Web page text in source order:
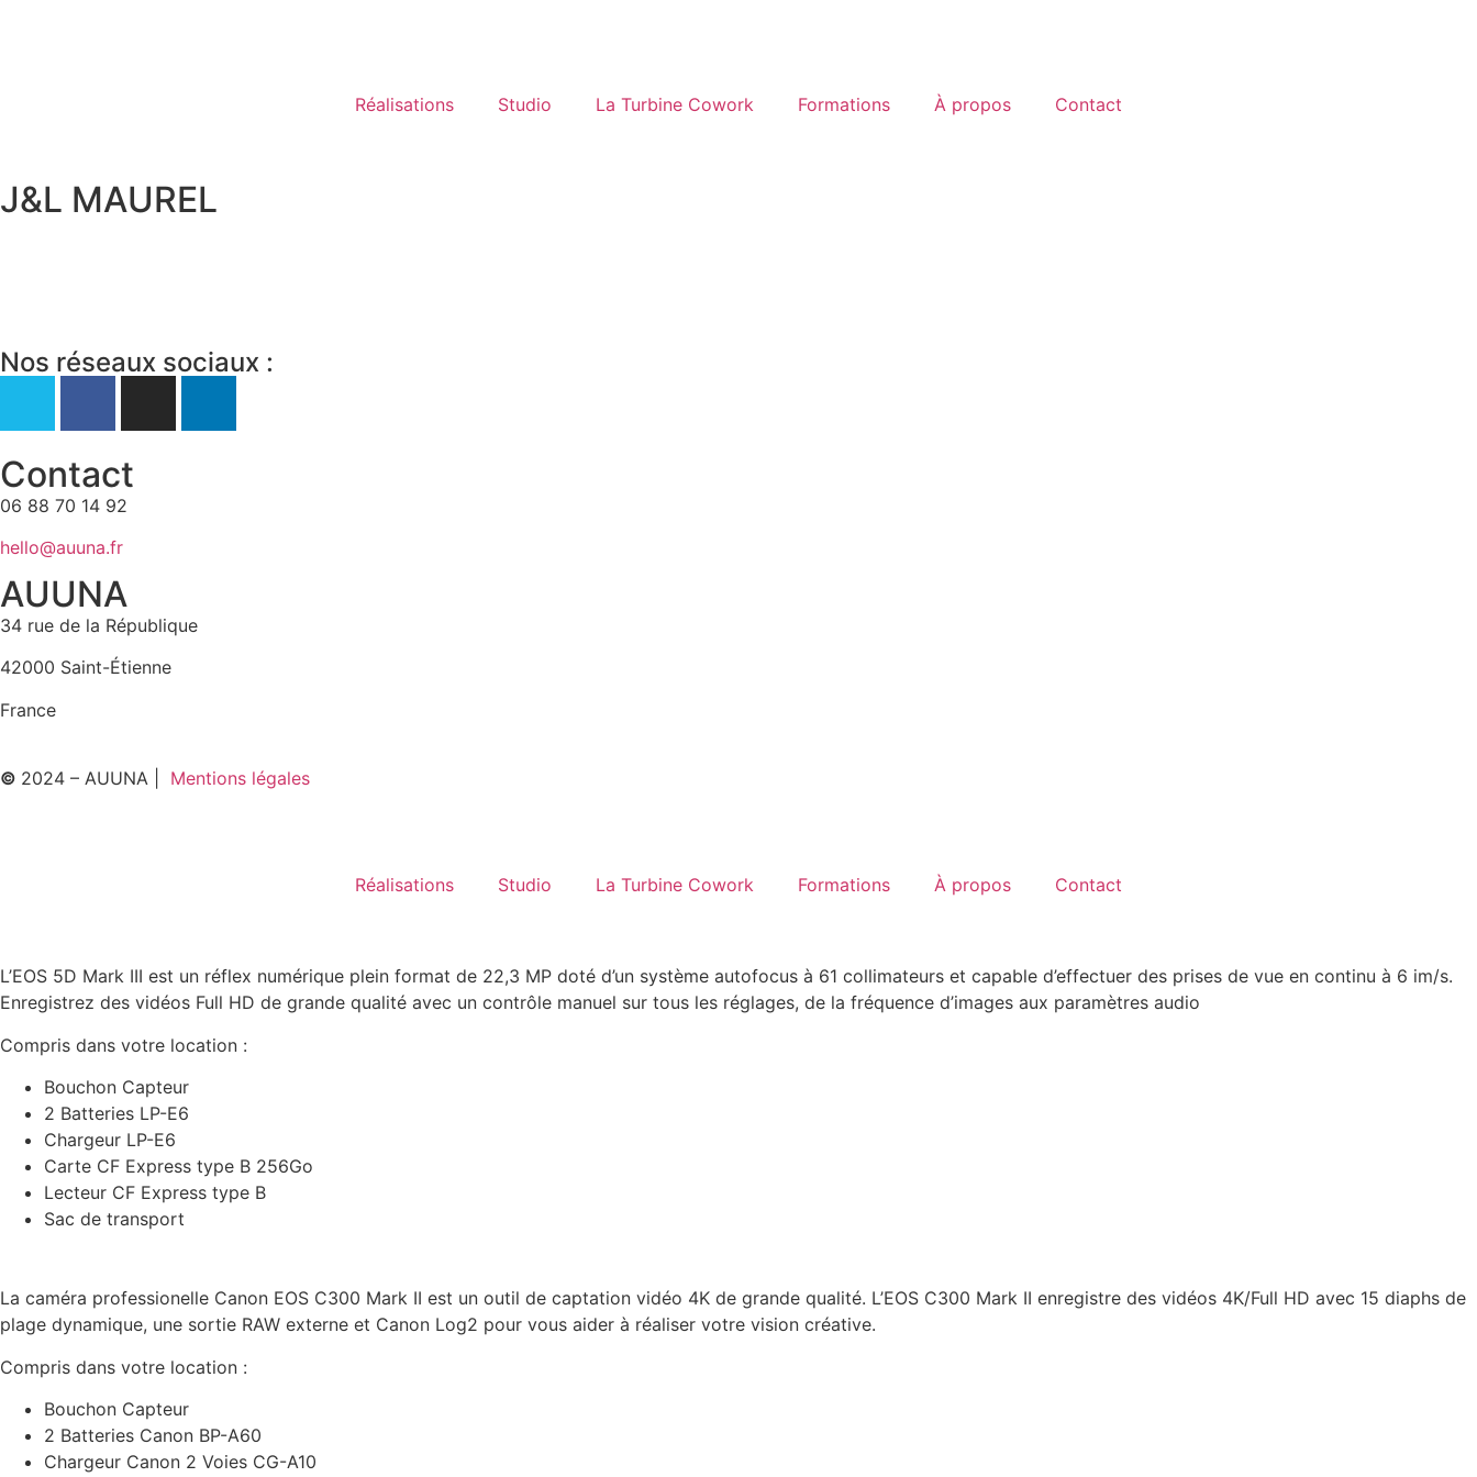
Réalisations Studio La Turbine Cowork Formations À propos Contact
J&L MAUREL
Nos réseaux sociaux :
Contact
06 88 70 14 92
hello@auuna.fr
AUUNA
34 rue de la République
42000 Saint-Étienne
France
© 2024 – AUUNA | Mentions légales
Réalisations Studio La Turbine Cowork Formations À propos Contact
L’EOS 5D Mark III est un réflex numérique plein format de 22,3 MP doté d’un système autofocus à 61 collimateurs et capable d’effectuer des prises de vue en continu à 6 im/s.
Enregistrez des vidéos Full HD de grande qualité avec un contrôle manuel sur tous les réglages, de la fréquence d’images aux paramètres audio
Compris dans votre location :
Bouchon Capteur
2 Batteries LP-E6
Chargeur LP-E6
Carte CF Express type B 256Go
Lecteur CF Express type B
Sac de transport
La caméra professionelle Canon EOS C300 Mark II est un outil de captation vidéo 4K de grande qualité. L’EOS C300 Mark II enregistre des vidéos 4K/Full HD avec 15 diaphs de
plage dynamique, une sortie RAW externe et Canon Log2 pour vous aider à réaliser votre vision créative.
Compris dans votre location :
Bouchon Capteur
2 Batteries Canon BP-A60
Chargeur Canon 2 Voies CG-A10